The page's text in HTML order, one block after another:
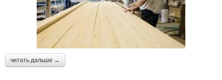
читать дальше →